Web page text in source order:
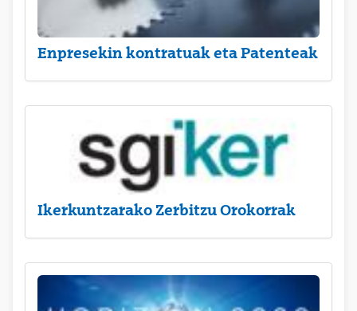
Enpresekin kontratuak eta Patenteak
Ikerkuntzarako Zerbitzu Orokorrak